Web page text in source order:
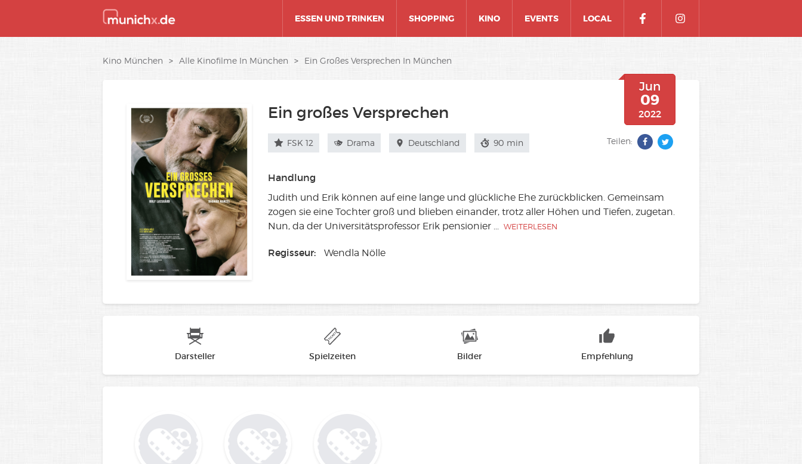
ESSEN UND TRINKEN SHOPPING KINO EVENTS LOCAL
Kino München > Alle Kinofilme In München > Ein Großes Versprechen In München
Jun
09
2022
Ein großes Versprechen
FSK 12 Drama Deutschland 90 min Teilen:
Handlung
Judith und Erik können auf eine lange und glückliche Ehe zurückblicken. Gemeinsam
zogen sie eine Tochter groß und blieben einander, trotz aller Höhen und Tiefen, zugetan.
Nun, da der Universitätsprofessor Erik pensionier ... WEITERLESEN
Regisseur: Wendla Nölle
Darsteller Spielzeiten Bilder Empfehlung